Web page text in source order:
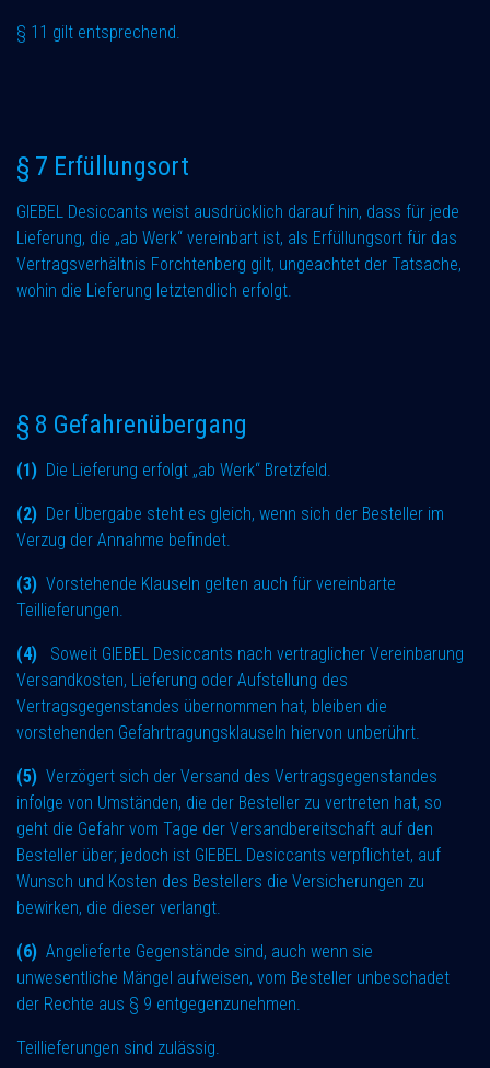
§ 11 gilt entsprechend.
§ 7 Erfüllungsort
GIEBEL Desiccants weist ausdrücklich darauf hin, dass für jede
Lieferung, die „ab Werk“ vereinbart ist, als Erfüllungsort für das
Vertragsverhältnis Forchtenberg gilt, ungeachtet der Tatsache,
wohin die Lieferung letztendlich erfolgt.
§ 8 Gefahrenübergang
(1) Die Lieferung erfolgt „ab Werk“ Bretzfeld.
(2) Der Übergabe steht es gleich, wenn sich der Besteller im
Verzug der Annahme befindet.
(3) Vorstehende Klauseln gelten auch für vereinbarte
Teillieferungen.
(4) Soweit GIEBEL Desiccants nach vertraglicher Vereinbarung
Versandkosten, Lieferung oder Aufstellung des
Vertragsgegenstandes übernommen hat, bleiben die
vorstehenden Gefahrtragungsklauseln hiervon unberührt.
(5) Verzögert sich der Versand des Vertragsgegenstandes
infolge von Umständen, die der Besteller zu vertreten hat, so
geht die Gefahr vom Tage der Versandbereitschaft auf den
Besteller über; jedoch ist GIEBEL Desiccants verpflichtet, auf
Wunsch und Kosten des Bestellers die Versicherungen zu
bewirken, die dieser verlangt.
(6) Angelieferte Gegenstände sind, auch wenn sie
unwesentliche Mängel aufweisen, vom Besteller unbeschadet
der Rechte aus § 9 entgegenzunehmen.
Teillieferungen sind zulässig.